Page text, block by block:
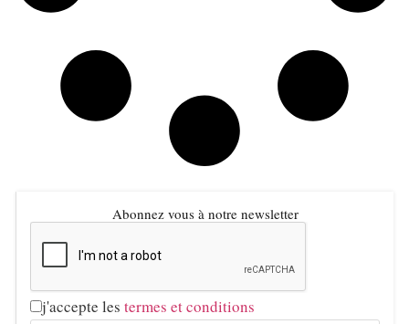
Abonnez vous à notre newsletter
j'accepte les termes et conditions